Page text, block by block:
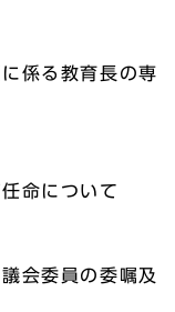
係る教育長の専
命について
会委員の委嘱及